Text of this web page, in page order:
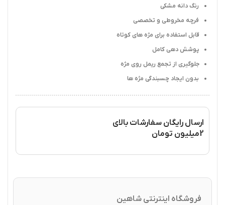
رنگ دانه مشکی
فرچه مخروطی و تخصصی
قابل استفاده برای مژه های کوتاه
پوشش دهی کامل
جلوگیری از تجمع ریمل روی مژه
بدون ایجاد چسبندگی مژه ها
ارسال رایگان سفارشات بالای
2میلیون تومان
فروشگاه اینترنتی شاهین